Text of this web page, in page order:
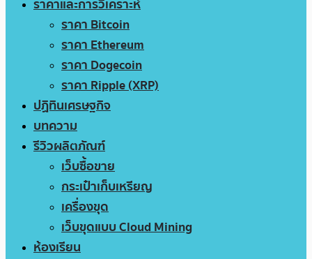
ราคาและการวิเคราะห์
ราคา Bitcoin
ราคา Ethereum
ราคา Dogecoin
ราคา Ripple (XRP)
ปฏิทินเศรษฐกิจ
บทความ
รีวิวผลิตภัณฑ์
เว็บซื้อขาย
กระเป๋าเก็บเหรียญ
เครื่องขุด
เว็บขุดแบบ Cloud Mining
ห้องเรียน